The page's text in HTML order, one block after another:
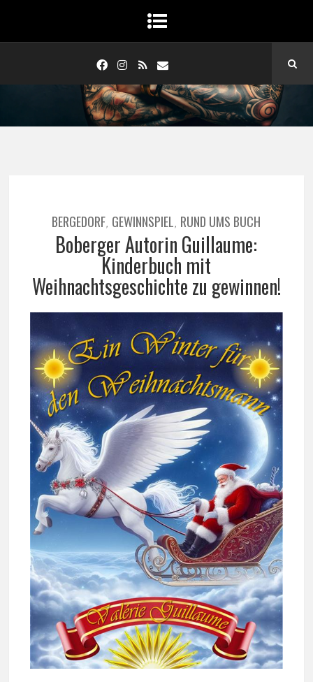
BERGEDORF, GEWINNSPIEL, RUND UMS BUCH
Boberger Autorin Guillaume:
Kinderbuch mit
Weihnachtsgeschichte zu gewinnen!